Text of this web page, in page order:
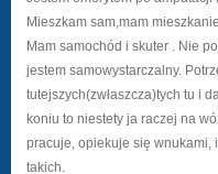
Mieszkam sam,mam
Mam samochód i skuter . Nie
jestem samowystarczalny.
tutejszych(zwłaszcza)tych tu i
koniu to niestety ja raczej na
pracuje, opiekuje się wnukami,
takich.